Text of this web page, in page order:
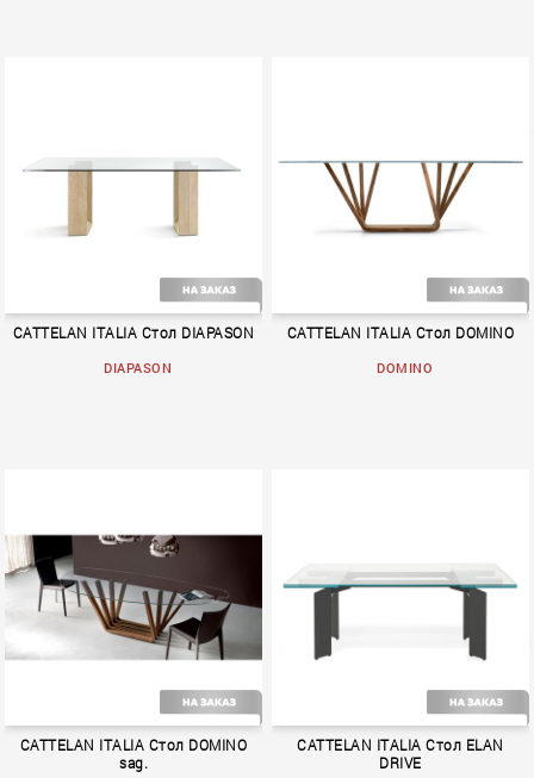
BOOK 1 BOOK 1
BOOK 1
CATTELAN ITALIA Стол DIAPASON
DIAPASON
BOOK 1
CATTELAN ITALIA Стол DOMINO
DOMINO
CATTELAN ITALIA Стол DOMINO
sag.
CATTELAN ITALIA Стол ELAN
DRIVE